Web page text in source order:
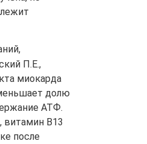
П.Е.,
миокарда
долю
АТФ.
витамин В13
после